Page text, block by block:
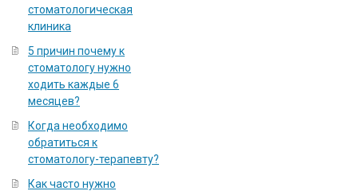
стоматологическая
клиника
5 причин почему к
стоматологу нужно
ходить каждые 6
месяцев?
Когда необходимо
обратиться к
стоматологу-терапевту?
Как часто нужно